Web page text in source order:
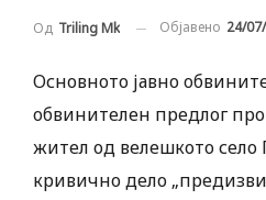
Од Triling Mk Објавено 24/
Основното jавно
oбвинителен предлог
жител од велешкото село
кривично дело